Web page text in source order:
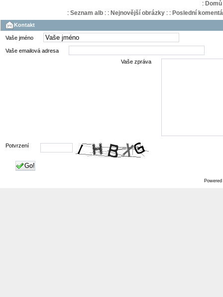
: Domů
: Seznam alb: : Nejnovější obrázky: : Poslední
Kontakt
Vaše jméno
Vaše emailová adresa
Vaše zpráva
Potvrzení
Go!